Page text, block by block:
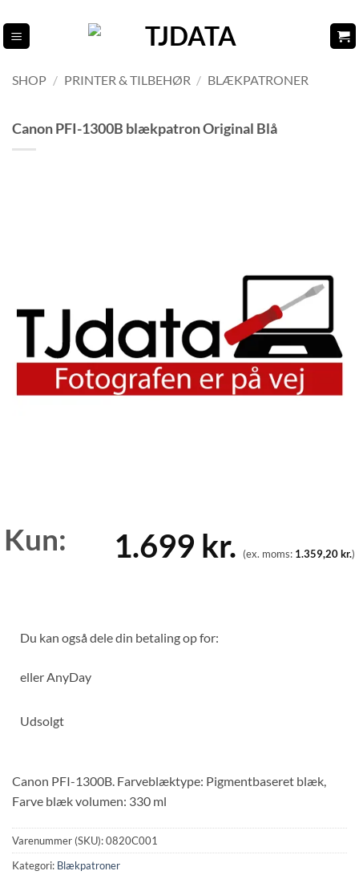
til
indhold
SHOP / PRINTER & TILBEHØR / BLÆKPATRONER
Canon PFI-1300B blækpatron Original Blå
Kun: 1.699 kr. (ex. moms: 1.359,20kr.)
Du kan også dele din betaling op for:
eller AnyDay
Udsolgt
Canon PFI-1300B. Farveblæktype: Pigmentbaseret blæk,
Farve blæk volumen: 330 ml
Varenummer (SKU):0820C001
Kategori: Blækpatroner